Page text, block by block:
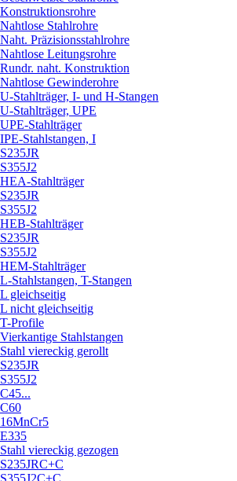
Konstruktionsrohre
Nahtlose Stahlrohre
Naht. Präzisionsstahlrohre
Nahtlose Leitungsrohre
Rundr. naht. Konstruktion
Nahtlose Gewinderohre
U-Stahlträger, I- und H-Stangen
U-Stahlträger, UPE
UPE-Stahlträger
IPE-Stahlstangen, I
S235JR
S355J2
HEA-Stahlträger
S235JR
S355J2
HEB-Stahlträger
S235JR
S355J2
HEM-Stahlträger
L-Stahlstangen, T-Stangen
L gleichseitig
L nicht gleichseitig
T-Profile
Vierkantige Stahlstangen
Stahl viereckig gerollt
S235JR
S355J2
C45...
C60
16MnCr5
E335
Stahl viereckig gezogen
S235JRC+C
S355J2C+C